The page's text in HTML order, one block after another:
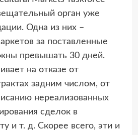
орган уже
Одна из них –
за поставленные
превышать 30 дней.
на отказе от
задним числом, от
нереализованных
сделок в
и т. д. Скорее всего, эти и